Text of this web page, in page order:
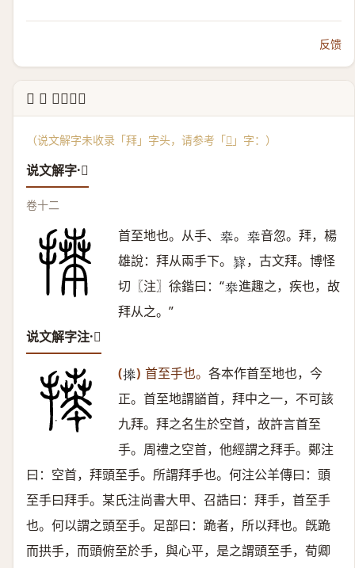
反馈
↳ 𢳎 说文解字
（说文解字未收录「拜」字头，请参考「𢳎 」字：）
说文解字·𢳎
卷十二
首至地也。从手、 𠦪 。 𠦪 音忽。拜，楊
雄說：拜从兩手下。 𣬓 ，古文拜。博怪
切〖注〗徐鍇曰：“𠦪 進趣之，疾也，故
拜从之。”
说文解字注·𢳎
(𢱭 ) 首至手也。 各本作首至地也，今
正。首至地謂䭫首，拜中之一，不可該
九拜。拜之名生於空首，故許言首至
手。周禮之空首，他經謂之拜手。鄭注
曰：空首，拜頭至手。所謂拜手也。何注公羊傳曰：頭
至手曰拜手。某氏注尚書大甲、召誥曰：拜手，首至手
也。何以謂之頭至手。足部曰：跪者，所以拜也。旣跪
而拱手，而頭俯至於手，與心平，是之謂頭至手，荀卿